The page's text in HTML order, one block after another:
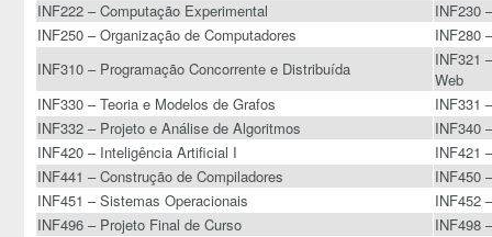
INF222 – Computação Experimental
INF230
INF250 – Organização de Computadores
INF280
INF310 – Programação Concorrente e Distribuída
INF321
Web
INF330 – Teoria e Modelos de Grafos
INF331
INF332 – Projeto e Análise de Algoritmos
INF340
INF420 – Inteligência Artificial I
INF421
INF441 – Construção de Compiladores
INF450
INF451 – Sistemas Operacionais
INF452
INF496 – Projeto Final de Curso
INF498